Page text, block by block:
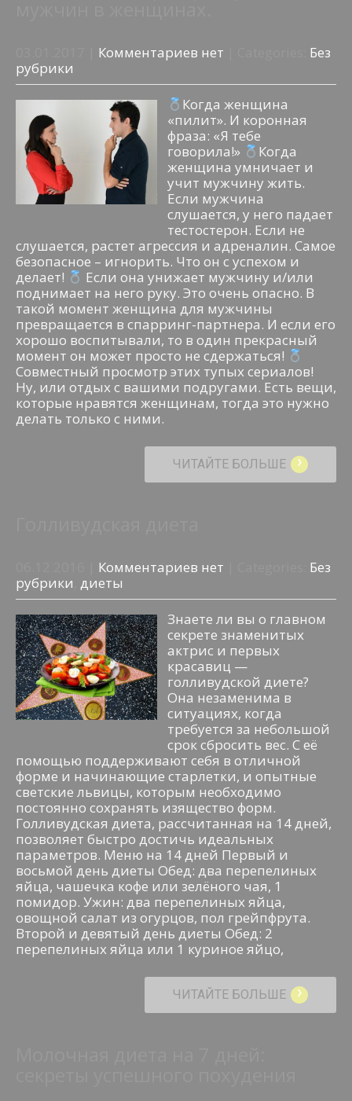
Комментариев нет
Без
рубрики
Когда женщина
«пилит». И коронная
фраза: «Я тебе
говорила!»
Когда
женщина умничает и
учит мужчину жить.
Если мужчина
слушается, у него падает
тестостерон. Если не
слушается, растет агрессия и адреналин. Самое
безопасное – игнорить. Что он с успехом и
делает!
Если она унижает мужчину и/или
поднимает на него руку. Это очень опасно. В
такой момент женщина для мужчины
превращается в спарринг-партнера. И если его
хорошо воспитывали, то в один прекрасный
момент он может просто не сдержаться!
Совместный просмотр этих тупых сериалов!
Ну, или отдых с вашими подругами. Есть вещи,
которые нравятся женщинам, тогда это нужно
делать только с ними.
ЧИТАЙТЕ БОЛЬШЕ ›
Комментариев нет
Без
рубрики диеты
Знаете ли вы о главном
секрете знаменитых
актрис и первых
красавиц —
голливудской диете?
Она незаменима в
ситуациях, когда
требуется за небольшой
срок сбросить вес. С её
помощью поддерживают себя в отличной
форме и начинающие старлетки, и опытные
светские львицы, которым необходимо
постоянно сохранять изящество форм.
Голливудская диета, рассчитанная на 14 дней,
позволяет быстро достичь идеальных
параметров. Меню на 14 дней Первый и
восьмой день диеты Обед: два перепелиных
яйца, чашечка кофе или зелёного чая, 1
помидор. Ужин: два перепелиных яйца,
овощной салат из огурцов, пол грейпфрута.
Второй и девятый день диеты Обед: 2
перепелиных яйца или 1 куриное яйцо,
ЧИТАЙТЕ БОЛЬШЕ ›